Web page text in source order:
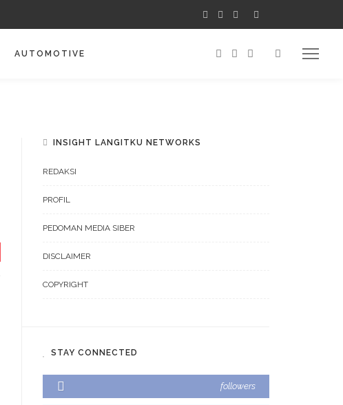
AUTOMOTIVE
INSIGHT LANGITKU NETWORKS
REDAKSI
PROFIL
PEDOMAN MEDIA SIBER
DISCLAIMER
COPYRIGHT
STAY CONNECTED
followers